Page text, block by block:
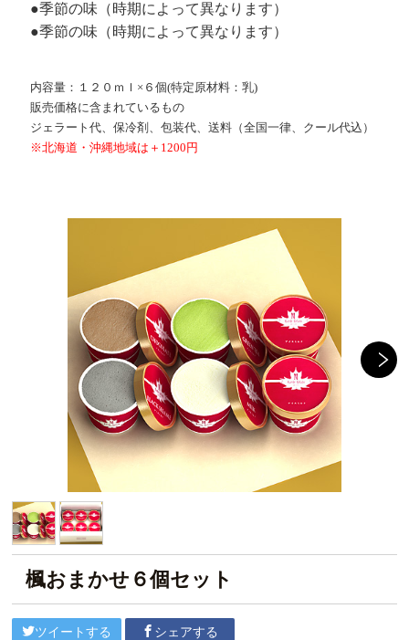
●季節の味（時期によって異なります）
●季節の味（時期によって異なります）
内容量：１２０ｍｌ×６個(特定原材料：乳)
販売価格に含まれているもの
ジェラート代、保冷剤、包装代、送料（全国一律、クール代込）
※北海道・沖縄地域は＋1200円
楓おまかせ６個セット
ツイートする シェアする